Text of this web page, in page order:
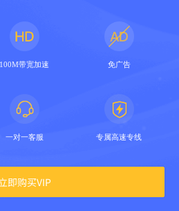
100M带宽加速 免广告
一对一客服 专属高速专线
即购买VIP